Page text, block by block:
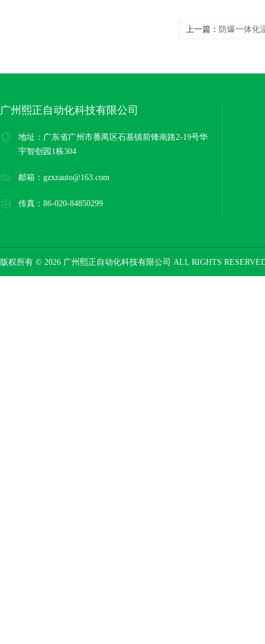
上一篇： 防爆一体化
广州熙正自动化科技有限公司
地址：广东省广州市番禺区石基镇前锋南路2-19号华
宇智创园1栋304
邮箱：gzxzauto@163.com
传真：86-020-84850299
版权所有 © 2026 广州熙正自动化科技有限公司 ALL RIGHTS